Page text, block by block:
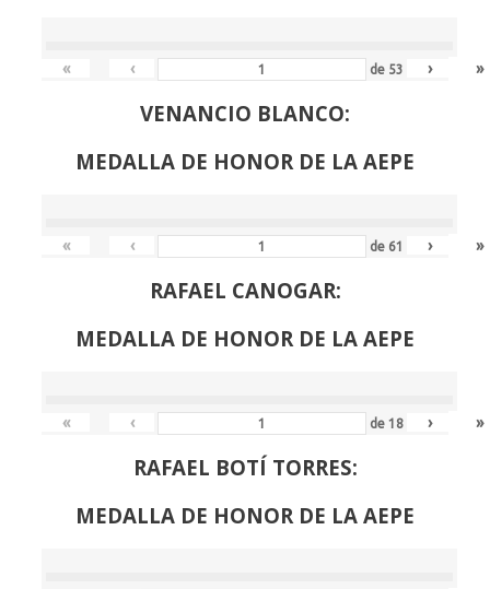
« ‹ de 53 › »
VENANCIO BLANCO:
MEDALLA DE HONOR DE LA AEPE
« ‹ de 61 › »
RAFAEL CANOGAR:
MEDALLA DE HONOR DE LA AEPE
« ‹ de18 › »
RAFAEL BOTÍ TORRES:
MEDALLA DE HONOR DE LA AEPE